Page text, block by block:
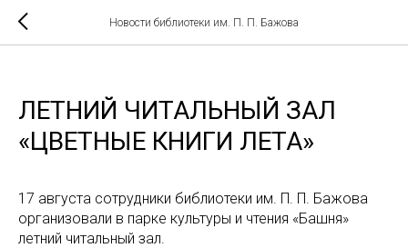
Новости библиотеки им. П. П. Бажова
ЛЕТНИЙ ЧИТАЛЬНЫЙ ЗАЛ
«ЦВЕТНЫЕ КНИГИ ЛЕТА»
17 августа сотрудники библиотеки им. П. П. Бажова
организовали в парке культуры и чтения «Башня»
летний читальный зал.